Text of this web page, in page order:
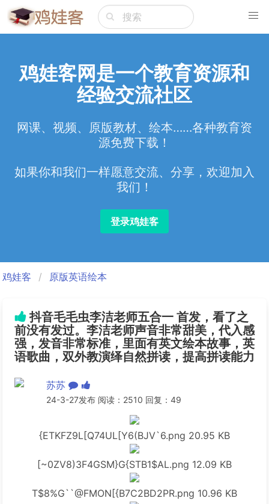
鸡娃客网是一个教育资源和
经验交流社区
网课、视频、原版教材、绘本……各种教育资
源免费下载！
如果你和我们一样愿意交流、分享，欢迎加入
我们！
登录鸡娃客
鸡娃客 原版英语绘本
抖音毛毛虫李洁老师五合一 首发，看了之
前没有发过。李洁老师声音非常甜美，代入感
强，发音非常标准，里面有英文绘本故事，英
语歌曲，双外教演绎自然拼读，提高拼读能力
苏苏
24-3-27发布 阅读：2510 回复：49
{ETKFZ9L[Q74UL[Y6(BJV`6.png 20.95 KB
[~0ZV8)3F4GSM}G{STB1$AL.png 12.09 KB
T$8%G``@FMON[{B7C2BD2PR.png 10.96 KB